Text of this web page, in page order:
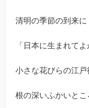
清明の季節の到来に
「日本に生まれて
小さな花びらの江
根の深いふかいとこ